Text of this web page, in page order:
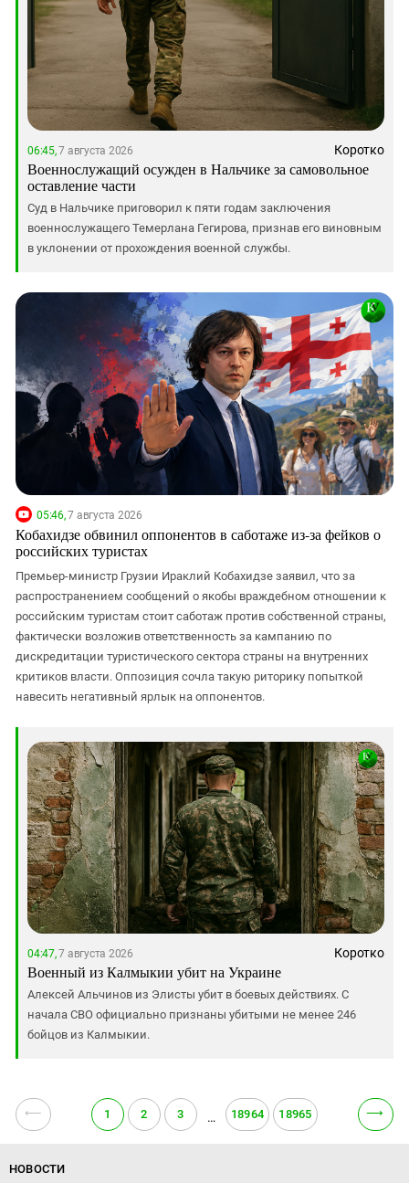
06:45,7 августа 2026 Коротко
Военнослужащий осужден в Нальчике за самовольное
оставление части
Суд в Нальчике приговорил к пяти годам заключения
военнослужащего Темерлана Гегирова, признав его виновным
в уклонении от прохождения военной службы.
05:46,7 августа 2026
Кобахидзе обвинил оппонентов в саботаже из-за фейков о
российских туристах
Премьер-министр Грузии Ираклий Кобахидзе заявил, что за
распространением сообщений о якобы враждебном отношении к
российским туристам стоит саботаж против собственной страны,
фактически возложив ответственность за кампанию по
дискредитации туристического сектора страны на внутренних
критиков власти. Оппозиция сочла такую риторику попыткой
навесить негативный ярлык на оппонентов.
04:47,7 августа 2026 Коротко
Военный из Калмыкии убит на Украине
Алексей Альчинов из Элисты убит в боевых действиях. С
начала СВО официально признаны убитыми не менее 246
бойцов из Калмыкии.
⟵ 1 2 3 … 18964 18965 ⟶
НОВОСТИ